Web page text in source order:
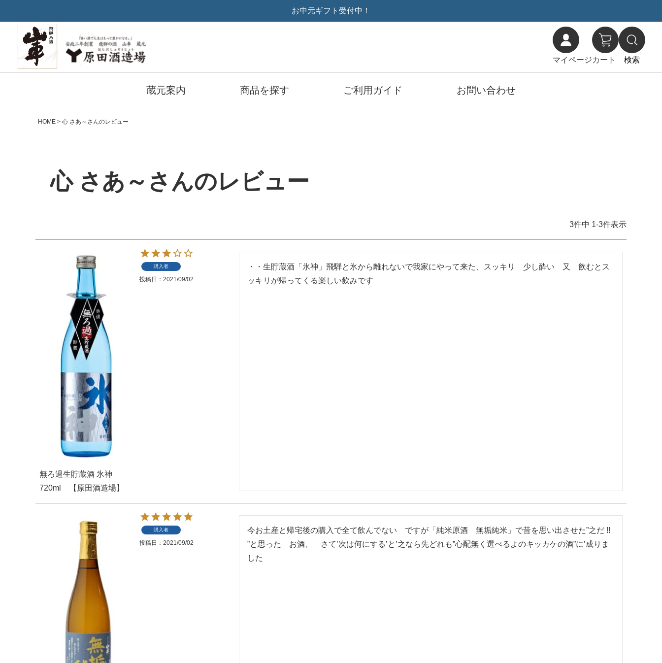
お中元ギフト受付中！
マイページカート 検索
蔵元案内 商品を探す ご利用ガイド お問い合わせ
HOME 心 さあ～さんのレビュー
心 さあ～さんのレビュー
3件中 1-3件表示
無ろ過生貯蔵酒 氷神
720ml 【原田酒造場】
購入者
投稿日 2021/09/02
・・生貯蔵酒「氷神」飛騨と氷から離れないで我家にやって来た、スッキリ　少し酔い　又　飲むとス
ッキリが帰ってくる楽しい飲みです
購入者
投稿日 2021/09/02
今お土産と帰宅後の購入で全て飲んでない　ですが「純米原酒　無垢純米」で昔を思い出させた”之だ !!
”と思った　お酒、　さて’次は何にする’と’之なら先どれも”心配無く選べるよのキッカケの酒”に’成りま
した